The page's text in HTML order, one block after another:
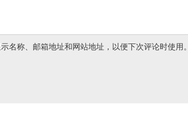
名称、邮箱地址和网站地址，以便下次评论时使用。